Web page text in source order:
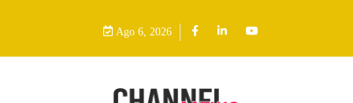
Ago 6, 2026